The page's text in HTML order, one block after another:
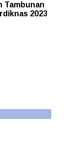
Tambunan
2023